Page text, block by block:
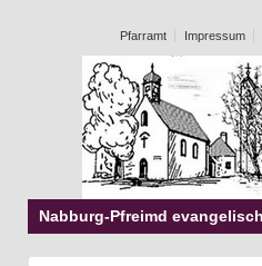
Pfarramt Impressum
Nabburg-Pfreimd evangelisch